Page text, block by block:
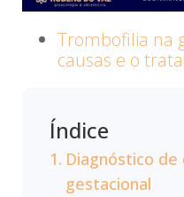
Trombofilia na
causas e o
Índice
Diagnóstico
gestacional